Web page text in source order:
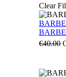
Clear
€40.00